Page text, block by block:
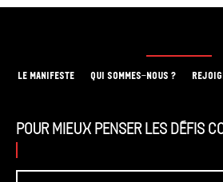
LE MANIFESTE QUI SOMMES-NOUS ?
Pour mieux penser les défis